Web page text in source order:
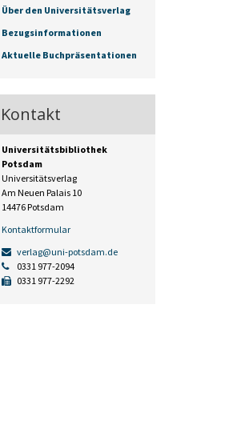
Über den Universitätsverlag
Bezugsinformationen
Aktuelle Buchpräsentationen
Kontakt
Universitätsbibliothek
Potsdam
Universitätsverlag
Am Neuen Palais 10
14476 Potsdam
Kontaktformular
verlag@uni-potsdam.de
0331 977-2094
0331 977-2292